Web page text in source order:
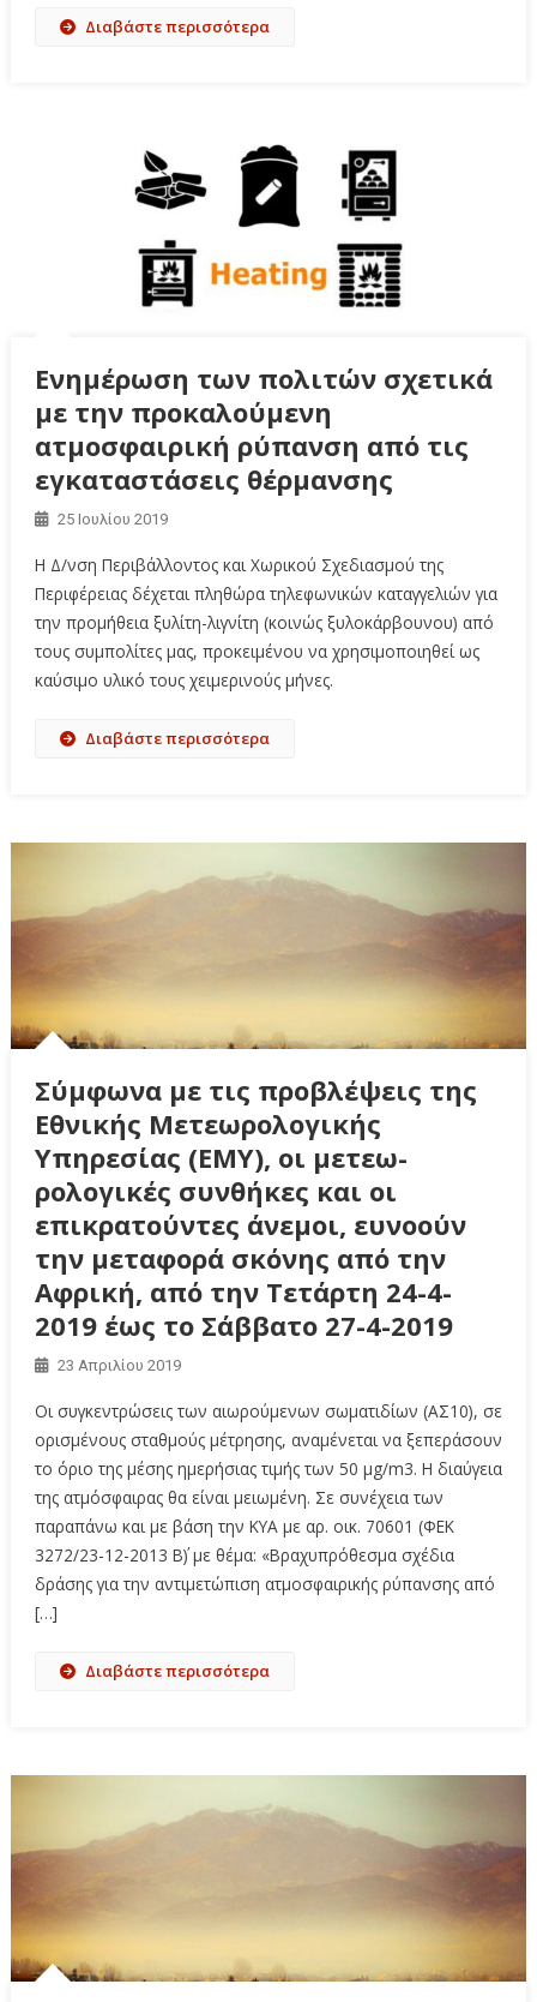
Διαβάστε περισσότερα
Ενημέρωση των πολιτών σχετικά
με την προκαλούμενη
ατμοσφαιρική ρύπανση από τις
εγκαταστάσεις θέρμανσης
25 Ιουλίου 2019
Η Δ/νση Περιβάλλοντος και Χωρικού Σχεδιασμού της
Περιφέρειας δέχεται πληθώρα τηλεφωνικών καταγγελιών για
την προμήθεια ξυλίτη-λιγνίτη (κοινώς ξυλοκάρβουνου) από
τους συμπολίτες μας, προκειμένου να χρησιμοποιηθεί ως
καύσιμο υλικό τους χειμερινούς μήνες.
Διαβάστε περισσότερα
Σύμφωνα με τις προβλέψεις της
Εθνικής Μετεωρολογικής
Υπηρεσίας (ΕΜΥ), οι μετεω-
ρολογικές συνθήκες και οι
επικρατούντες άνεμοι, ευνοούν
την μεταφορά σκόνης από την
Αφρική, από την Τετάρτη 24-4-
2019 έως το Σάββατο 27-4-2019
23 Απριλίου 2019
Οι συγκεντρώσεις των αιωρούμενων σωματιδίων (ΑΣ10), σε
ορισμένους σταθμούς μέτρησης, αναμένεται να ξεπεράσουν
το όριο της μέσης ημερήσιας τιμής των 50 μg/m3. Η διαύγεια
της ατμόσφαιρας θα είναι μειωμένη. Σε συνέχεια των
παραπάνω και με βάση την ΚΥΑ με αρ. οικ. 70601 (ΦΕΚ
3272/23-12-2013 Β΄) με θέμα: «Βραχυπρόθεσμα σχέδια
δράσης για την αντιμετώπιση ατμοσφαιρικής ρύπανσης από
[…]
Διαβάστε περισσότερα